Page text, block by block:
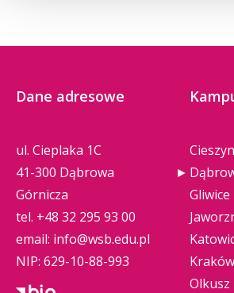
Dane adresowe
ul. Cieplaka 1C
41-300 Dąbrowa
Górnicza
tel. +48 32 295 93 00
email: info@wsb.edu.pl
NIP: 629-10-88-993
Cieszyn
Gliwice
Kraków
Olkusz